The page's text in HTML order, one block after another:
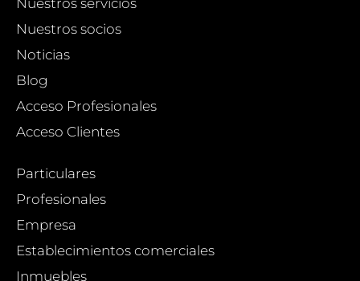
Nuestros servicios
Nuestros socios
Noticias
Blog
Acceso Profesionales
Acceso Clientes
Particulares
Profesionales
Empresa
Establecimientos comerciales
Inmuebles